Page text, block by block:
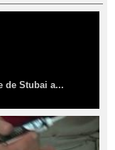
de Stubai a...